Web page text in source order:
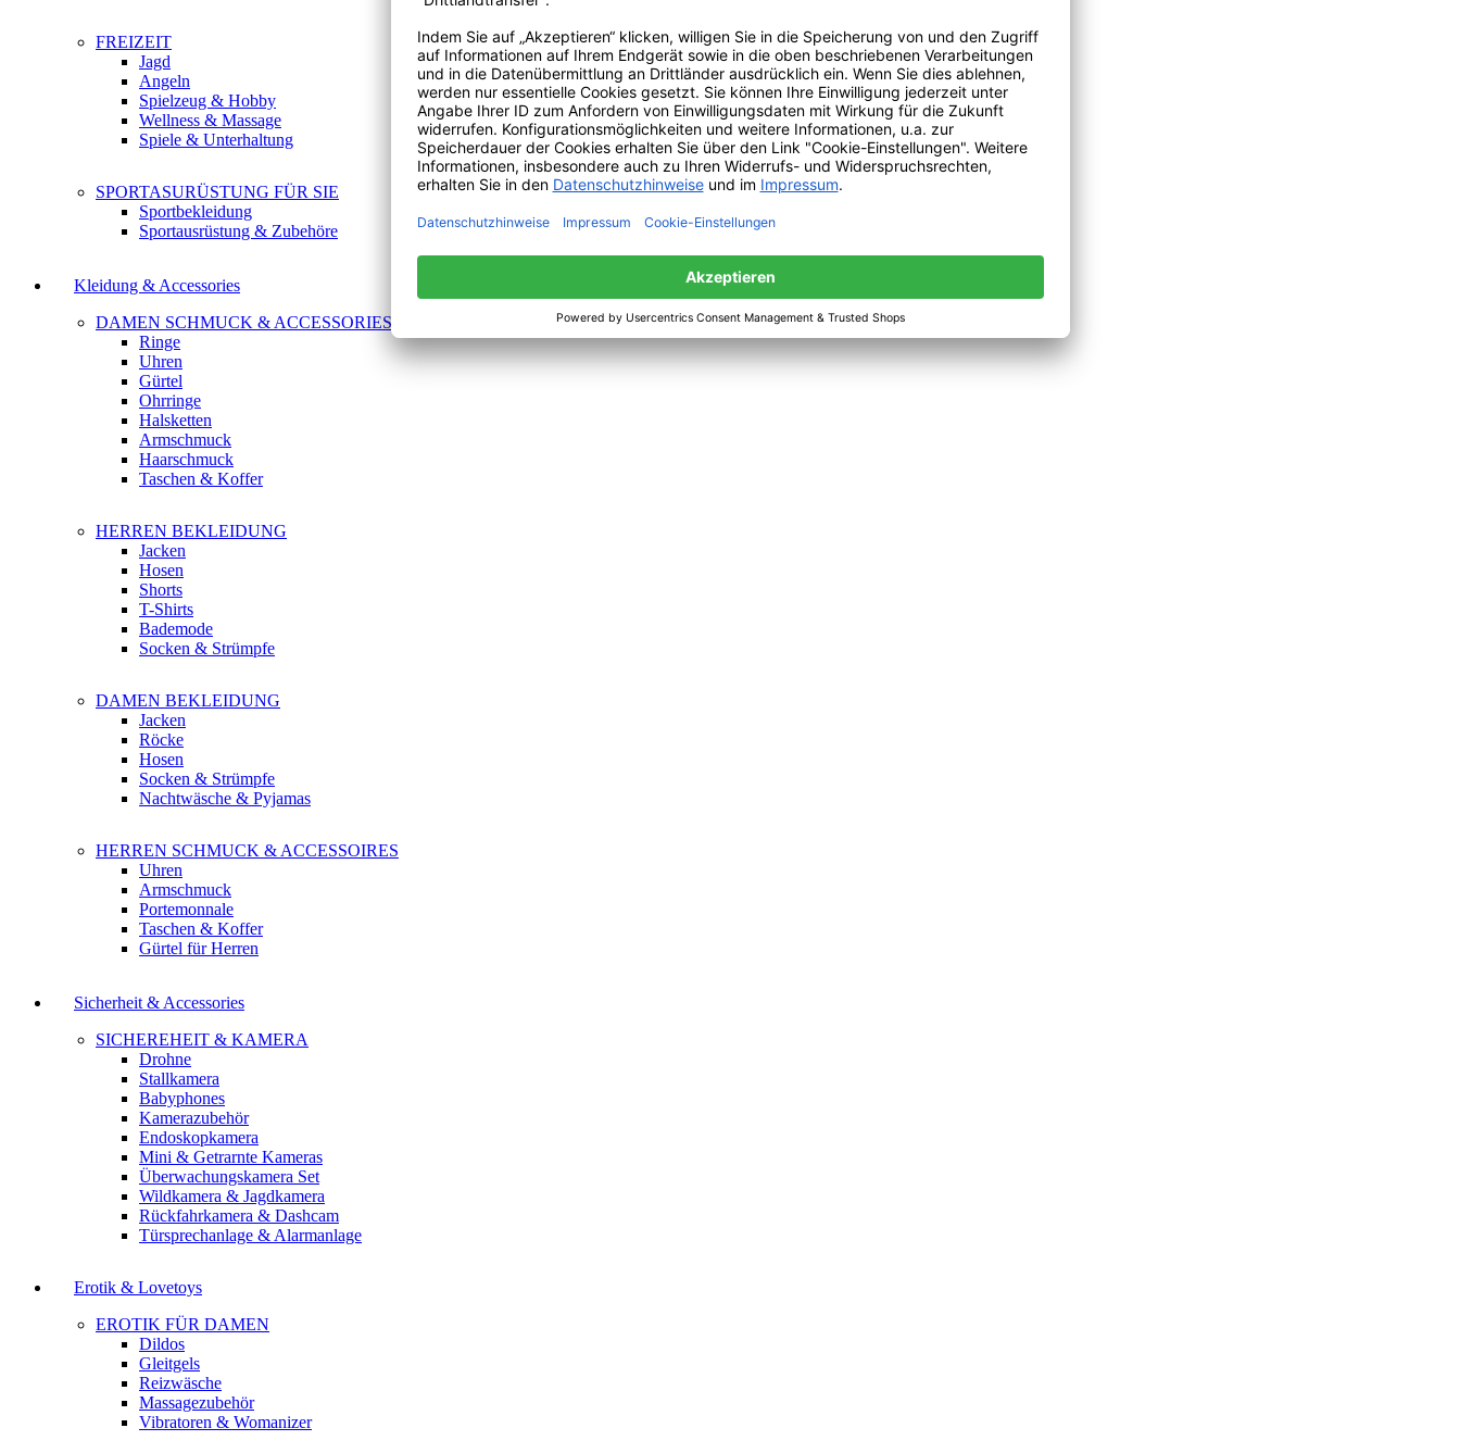
FREIZEIT
Jagd
Angeln
Spielzeug & Hobby
Wellness & Massage
Spiele & Unterhaltung
SPORTASURÜSTUNG FÜR SIE
Sportbekleidung
Sportausrüstung & Zubehöre
Kleidung & Accessories
DAMEN SCHMUCK & ACCESSORIES
Ringe
Uhren
Gürtel
Ohrringe
Halsketten
Armschmuck
Haarschmuck
Taschen & Koffer
HERREN BEKLEIDUNG
Jacken
Hosen
Shorts
T-Shirts
Bademode
Socken & Strümpfe
DAMEN BEKLEIDUNG
Jacken
Röcke
Hosen
Socken & Strümpfe
Nachtwäsche & Pyjamas
HERREN SCHMUCK & ACCESSOIRES
Uhren
Armschmuck
Portemonnale
Taschen & Koffer
Gürtel für Herren
Sicherheit & Accessories
SICHEREHEIT & KAMERA
Drohne
Stallkamera
Babyphones
Kamerazubehör
Endoskopkamera
Mini & Getrarnte Kameras
Überwachungskamera Set
Wildkamera & Jagdkamera
Rückfahrkamera & Dashcam
Türsprechanlage & Alarmanlage
Erotik & Lovetoys
EROTIK FÜR DAMEN
Dildos
Gleitgels
Reizwäsche
Massagezubehör
Vibratoren & Womanizer